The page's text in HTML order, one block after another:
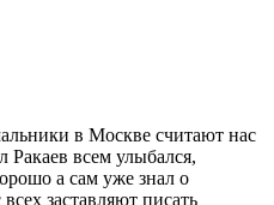
в Москве считают нас
Ракаев всем улыбался,
а сам уже знал о
заставляют писать